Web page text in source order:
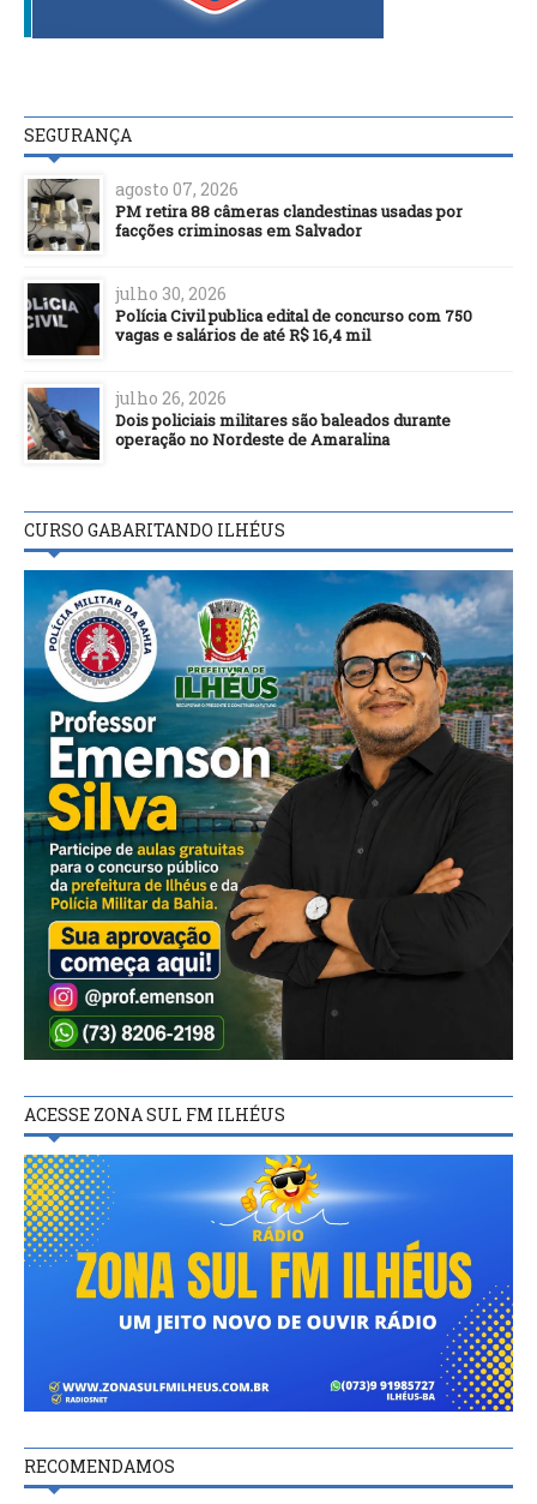
SEGURANÇA
agosto 07, 2026
PM retira 88 câmeras clandestinas usadas por
facções criminosas em Salvador
julho 30, 2026
Polícia Civil publica edital de concurso com 750
vagas e salários de até R$ 16,4 mil
julho 26, 2026
Dois policiais militares são baleados durante
operação no Nordeste de Amaralina
CURSO GABARITANDO ILHÉUS
ACESSE ZONA SUL FM ILHÉUS
RECOMENDAMOS